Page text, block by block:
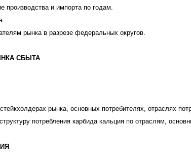
производства и импорта по годам.
рынка в разрезе федеральных округов.
СБЫТА
рынка, основных потребителях, отраслях
потребления карбида кальция по отраслям,